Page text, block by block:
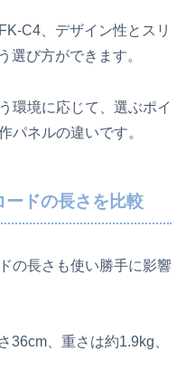
、デザイン性とスリ
選び方ができます。
環境に応じて、選ぶポイ
パネルの違いです。
ドの長さを比較
の長さも使い勝手に影響
36cm、重さは約1.9kg、